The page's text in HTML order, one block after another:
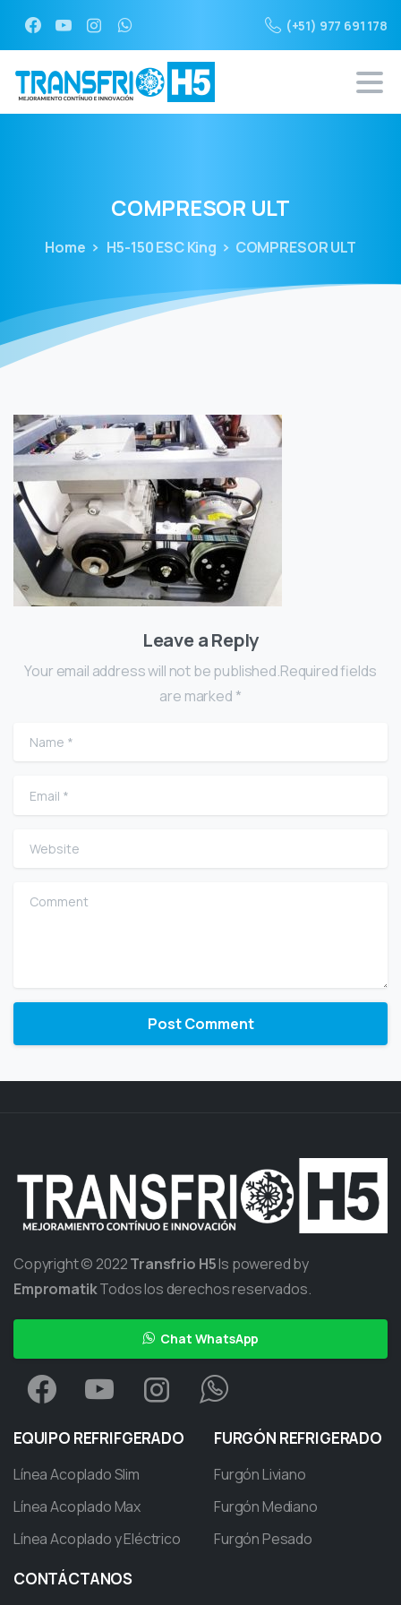
(+51) 977 691 178
COMPRESOR ULT
Home H5-150 ESC King COMPRESOR ULT
Leave a Reply
Your email address will not be published.Required fields
are marked *
Name
Email
Website
Comment
Copyright © 2022Transfrio H5Is powered by
EmpromatikTodos los derechos reservados.
Chat WhatsApp
EQUIPO REFRIFGERADO
Línea Acoplado Slim
Línea Acoplado Max
Línea Acoplado y Eléctrico
FURGÓN REFRIGERADO
Furgón Liviano
Furgón Mediano
Furgón Pesado
CONTÁCTANOS